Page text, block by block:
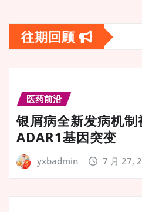
往期回顾
医药前沿
银屑病全新发病机
ADAR1基因突变
yxbadmin 7 月 27,